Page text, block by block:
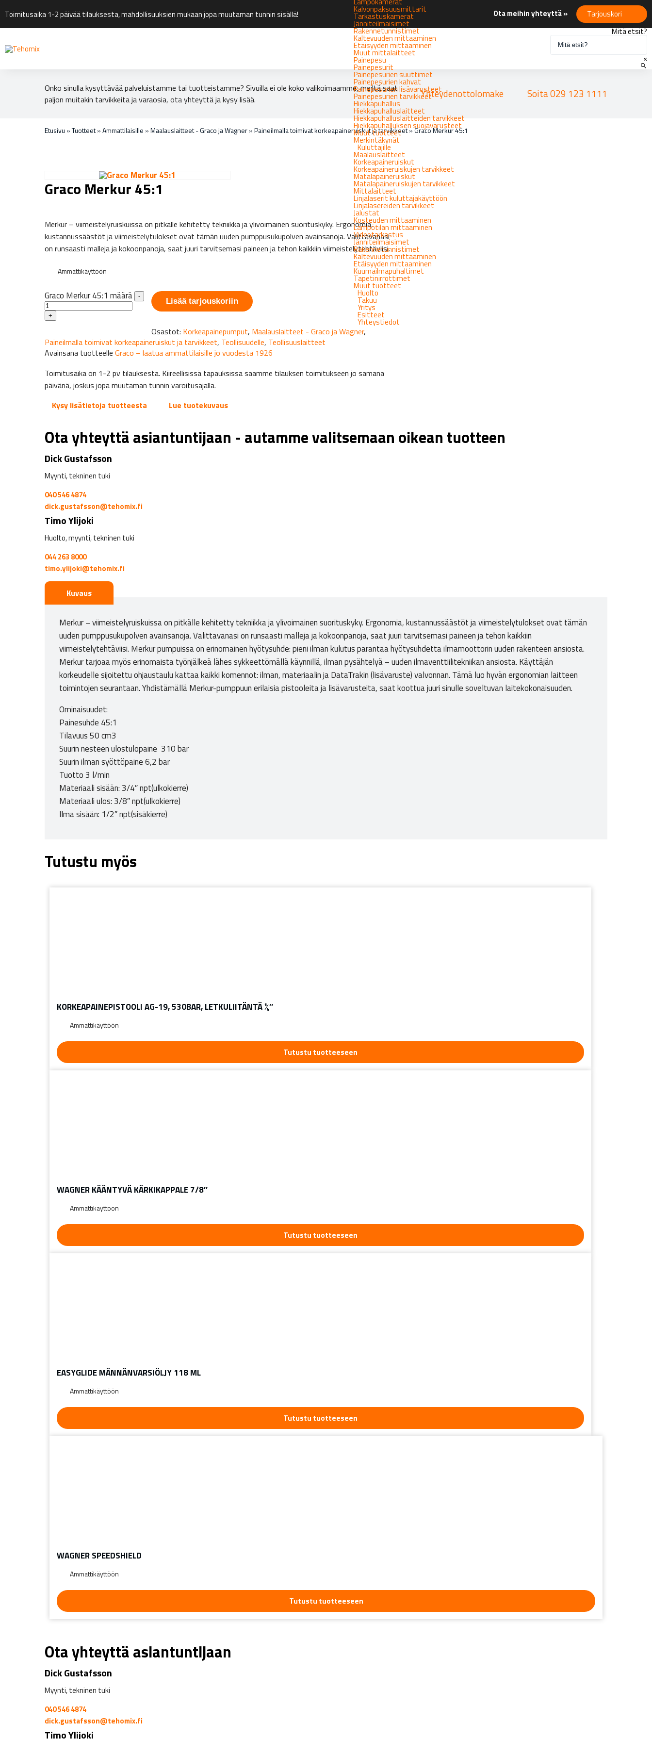
Toimitusaika 1-2 päivää tilauksesta, mahdollisuuksien mukaan jopa muutaman tunnin sisällä! Ota meihin yhteyttä » Tarjouskori
Kalvonpaksuusmittarit
Tarkastuskamerat
Jänniteilmaisimet
Rakennetunnistimet
Kaltevuuden mittaaminen
Etäisyyden mittaaminen
Muut mittalaitteet
Painepesu
Painepesurit
Painepesurien suuttimet
Painepesurien kahvat
Painepesurien lisävarusteet
Painepesurien tarvikkeet
Hiekkapuhallus
Hiekkapuhalluslaitteet
Hiekkapuhalluslaitteiden tarvikkeet
Hiekkapuhalluksen suojavarusteet
Muut tuotteet
Merkintäkynät
Kuluttajille
Maalauslaitteet
Korkeapaineruiskut
Korkeapaineruiskujen tarvikkeet
Matalapaineruiskut
Matalapaineruiskujen tarvikkeet
Mittalaitteet
Linjalaserit kuluttajakäyttöön
Linjalasereiden tarvikkeet
Jalustat
Kosteuden mittaaminen
Lämpötilan mittaaminen
Videotarkastus
Jänniteilmaisimet
Rakennetunnistimet
Kaltevuuden mittaaminen
Etäisyyden mittaaminen
Kuumailmapuhaltimet
Tapetinirrottimet
Muut tuotteet
Huolto
Takuu
Yritys
Esitteet
Yhteystiedot
Mitä etsit?
×
Onko sinulla kysyttävää palveluistamme tai tuotteistamme? Sivuilla ei ole koko valikoimaamme, meiltä saat
paljon muitakin tarvikkeita ja varaosia, ota yhteyttä ja kysy lisää.
Yhteydenottolomake Soita 029 123 1111
Etusivu »Tuotteet»Ammattilaisille »Maalauslaitteet - Graco ja Wagner»Paineilmalla toimivat korkeapaineruiskut ja tarvikkeet»Graco Merkur 45:1
Graco Merkur 45:1
Merkur – viimeistelyruiskuissa on pitkälle kehitetty tekniikka ja ylivoimainen suorituskyky. Ergonomia,
kustannussäästöt ja viimeistelytulokset ovat tämän uuden pumppusukupolven avainsanoja. Valittavanasi
on runsaasti malleja ja kokoonpanoja, saat juuri tarvitsemasi paineen ja tehon kaikkiin viimeistelytehtäviisi.
Ammattikäyttöön
Graco Merkur 45:1 määrä -
+
Lisää tarjouskoriin
Osastot: Korkeapainepumput, Maalauslaitteet - Graco ja Wagner,
Paineilmalla toimivat korkeapaineruiskut ja tarvikkeet, Teollisuudelle, Teollisuuslaitteet
Avainsana tuotteelle Graco – laatua ammattilaisille jo vuodesta 1926
Toimitusaika on 1-2 pv tilauksesta. Kiireellisissä tapauksissa saamme tilauksen toimitukseen jo samana
päivänä, joskus jopa muutaman tunnin varoitusajalla.
Kysy lisätietoja tuotteesta
Lue tuotekuvaus
Ota yhteyttä asiantuntijaan - autamme valitsemaan oikean tuotteen
Dick Gustafsson
Myynti, tekninen tuki
040 546 4874
dick.gustafsson@tehomix.fi
Timo Ylijoki
Huolto, myynti, tekninen tuki
044 263 8000
timo.ylijoki@tehomix.fi
Kuvaus
Merkur – viimeistelyruiskuissa on pitkälle kehitetty tekniikka ja ylivoimainen suorituskyky. Ergonomia, kustannussäästöt ja viimeistelytulokset ovat tämän
uuden pumppusukupolven avainsanoja. Valittavanasi on runsaasti malleja ja kokoonpanoja, saat juuri tarvitsemasi paineen ja tehon kaikkiin
viimeistelytehtäviisi. Merkur pumpuissa on erinomainen hyötysuhde: pieni ilman kulutus parantaa hyötysuhdetta ilmamoottorin uuden rakenteen ansiosta.
Merkur tarjoaa myös erinomaista työnjälkeä lähes sykkeettömällä käynnillä, ilman pysähtelyä – uuden ilmaventtiilitekniikan ansiosta. Käyttäjän
korkeudelle sijoitettu ohjaustaulu kattaa kaikki komennot: ilman, materiaalin ja DataTrakin (lisävaruste) valvonnan. Tämä luo hyvän ergonomian laitteen
toimintojen seurantaan. Yhdistämällä Merkur-pumppuun erilaisia pistooleita ja lisävarusteita, saat koottua juuri sinulle soveltuvan laitekokonaisuuden.
Ominaisuudet:
Painesuhde 45:1
Tilavuus 50 cm3
Suurin nesteen ulostulopaine 310 bar
Suurin ilman syöttöpaine 6,2 bar
Tuotto 3 l/min
Materiaali sisään: 3/4″ npt(ulkokierre)
Materiaali ulos: 3/8″ npt(ulkokierre)
Ilma sisään: 1/2″ npt(sisäkierre)
Tutustu myös
KORKEAPAINEPISTOOLI AG-19, 530BAR, LETKULIITÄNTÄ ¼’’
Ammattikäyttöön
Tutustu tuotteeseen
WAGNER KÄÄNTYVÄ KÄRKIKAPPALE 7/8″
Ammattikäyttöön
Tutustu tuotteeseen
EASYGLIDE MÄNNÄNVARSIÖLJY 118 ML
Ammattikäyttöön
Tutustu tuotteeseen
WAGNER SPEEDSHIELD
Ammattikäyttöön
Tutustu tuotteeseen
Ota yhteyttä asiantuntijaan
Dick Gustafsson
Myynti, tekninen tuki
040 546 4874
dick.gustafsson@tehomix.fi
Timo Ylijoki